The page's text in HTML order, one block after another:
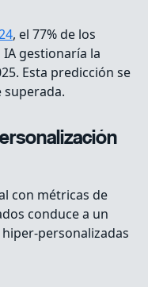
, el 77% de los
gestionaría la
Esta predicción se
superada.
con métricas de
conduce a un
personalizadas